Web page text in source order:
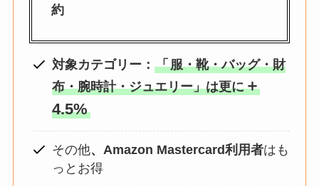
約
対象カテゴリー： 「服・靴・バッグ・財
布・腕時計・ジュエリー」は更に＋
4.5%
その他、Amazon Mastercard利用者はも
っとお得